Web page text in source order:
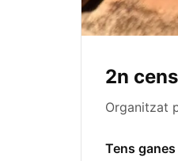
2n
Organitzat
Tens